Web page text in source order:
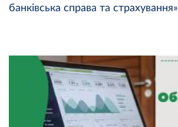
банківська справа та страхування»